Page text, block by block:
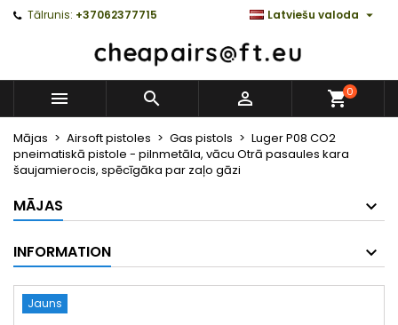
Tālrunis: +37062377715 Latviešu valoda 
   0
Mājas Airsoft pistoles Gas pistols
Luger P08 CO2
pneimatiskā pistole - pilnmetāla, vācu Otrā pasaules kara
šaujamierocis, spēcīgāka par zaļo gāzi
MĀJAS
INFORMATION
Jauns